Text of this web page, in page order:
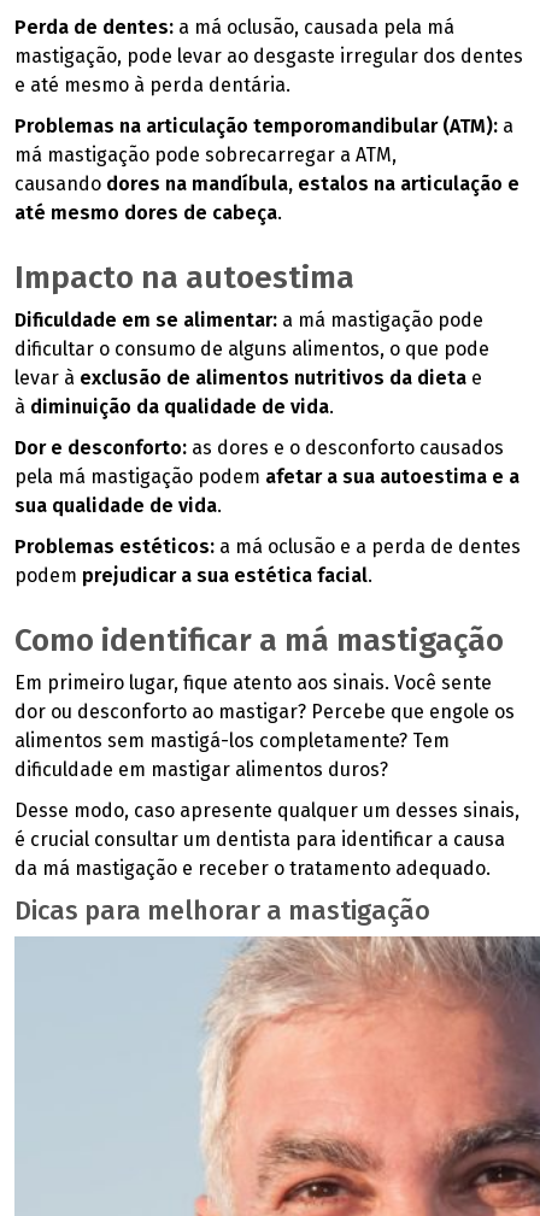
Perda de dentes: a má oclusão, causada pela má
mastigação, pode levar ao desgaste irregular dos dentes
e até mesmo à perda dentária.
Problemas na articulação temporomandibular (ATM): a
má mastigação pode sobrecarregar a ATM,
causando dores na mandíbula, estalos na articulação e
até mesmo dores de cabeça.
Impacto na autoestima
Dificuldade em se alimentar: a má mastigação pode
dificultar o consumo de alguns alimentos, o que pode
levar à exclusão de alimentos nutritivos da dieta e
à diminuição da qualidade de vida.
Dor e desconforto: as dores e o desconforto causados
pela má mastigação podem afetar a sua autoestima e a
sua qualidade de vida.
Problemas estéticos: a má oclusão e a perda de dentes
podem prejudicar a sua estética facial.
Como identificar a má mastigação
Em primeiro lugar, fique atento aos sinais. Você sente
dor ou desconforto ao mastigar? Percebe que engole os
alimentos sem mastigá-los completamente? Tem
dificuldade em mastigar alimentos duros?
Desse modo, caso apresente qualquer um desses sinais,
é crucial consultar um dentista para identificar a causa
da má mastigação e receber o tratamento adequado.
Dicas para melhorar a mastigação